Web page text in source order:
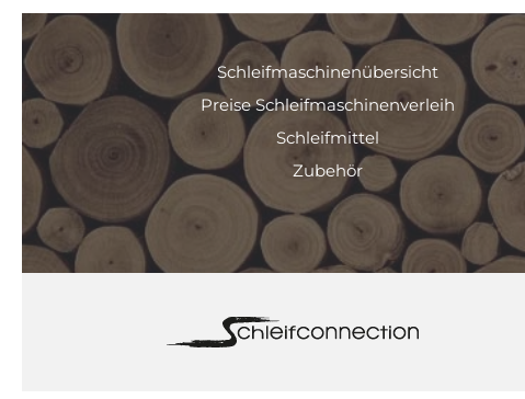
Schleifmaschinenübersicht
Preise Schleifmaschinenverleih
Schleifmittel
Zubehör